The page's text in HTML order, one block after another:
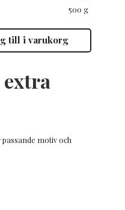
500 g
motiv och
till i varukorg